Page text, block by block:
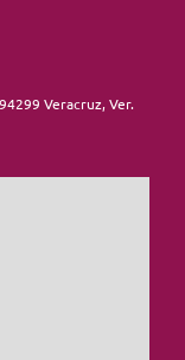
Veracruz, Ver.